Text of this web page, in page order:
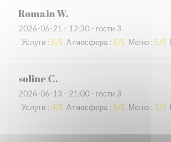
RomainW
2026-06-21 - 12:30 - гости 3
Услуги : 5/5 Атмосфера : 5/5 Меню : 5/5
soline C
2026-06-13 - 21:00 - гости 3
Услуги : 4/5 Атмосфера : 5/5 Меню : 5/5